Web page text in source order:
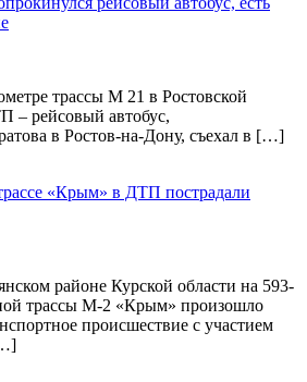
трассы М 21 в Ростовской
– рейсовый автобус,
в Ростов-на-Дону, съехал в […]
«Крым» в ДТП пострадали
районе Курской области на 593-
трассы М-2 «Крым» произошло
происшествие с участием